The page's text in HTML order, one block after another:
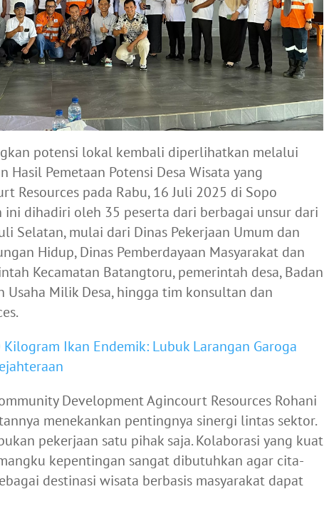
potensi lokal kembali diperlihatkan melalui
Hasil Pemetaan Potensi Desa Wisata yang
Resources pada Rabu, 16 Juli 2025 di Sopo
ini dihadiri oleh 35 peserta dari berbagai unsur dari
Selatan, mulai dari Dinas Pekerjaan Umum dan
Hidup, Dinas Pemberdayaan Masyarakat dan
Kecamatan Batangtoru, pemerintah desa, Badan
Usaha Milik Desa, hingga tim konsultan dan
Ikan Endemik: Lubuk Larangan Garoga
Development Agincourt Resources Rohani
menekankan pentingnya sinergi lintas sektor.
pekerjaan satu pihak saja. Kolaborasi yang kuat
kepentingan sangat dibutuhkan agar cita-
destinasi wisata berbasis masyarakat dapat